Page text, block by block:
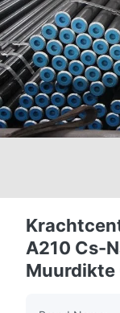
A210 Cs-
Muurdikte